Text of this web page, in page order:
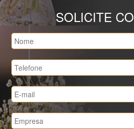
SOLICITE